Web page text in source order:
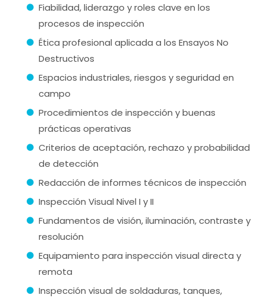
Fiabilidad, liderazgo y roles clave en los
procesos de inspección
Ética profesional aplicada a los Ensayos No
Destructivos
Espacios industriales, riesgos y seguridad en
campo
Procedimientos de inspección y buenas
prácticas operativas
Criterios de aceptación, rechazo y probabilidad
de detección
Redacción de informes técnicos de inspección
Inspección Visual Nivel I y II
Fundamentos de visión, iluminación, contraste y
resolución
Equipamiento para inspección visual directa y
remota
Inspección visual de soldaduras, tanques,